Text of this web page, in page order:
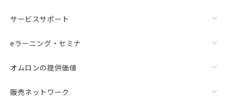
サービスサポート
eラーニング・セミナ
オムロンの提供価値
販売ネットワーク